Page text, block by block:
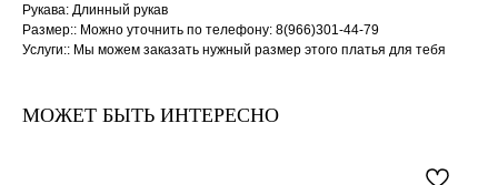
Рукава: Длинный рукав
Размер:: Можно уточнить по телефону: 8(966)301-44-79
Услуги:: Мы можем заказать нужный размер этого платья для тебя
МОЖЕТ БЫТЬ ИНТЕРЕСНО